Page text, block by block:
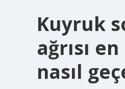
Kuyruk
ağrısı en
nasıl